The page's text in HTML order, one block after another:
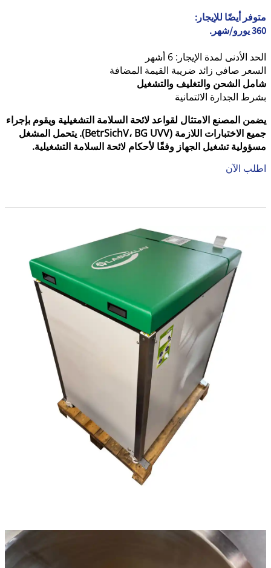
متوفر أيضًا للإيجار:
360 يورو/شهر.
الحد الأدنى لمدة الإيجار: 6 أشهر
السعر صافي زائد ضريبة القيمة المضافة
شامل الشحن والتغليف والتشغيل
بشرط الجدارة الائتمانية
يضمن المصنع الامتثال لقواعد لائحة السلامة التشغيلية ويقوم بإجراء
جميع الاختبارات اللازمة (BetrSichV، BG UVV). يتحمل المشغل
مسؤولية تشغيل الجهاز وفقًا لأحكام لائحة السلامة التشغيلية.
اطلب الآن